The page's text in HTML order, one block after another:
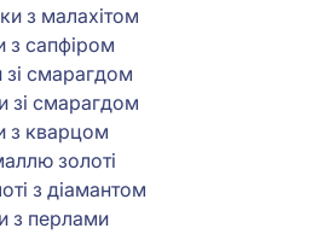
з малахітом
з сапфіром
зі смарагдом
зі смарагдом
з кварцом
золоті
з діамантом
з перлами